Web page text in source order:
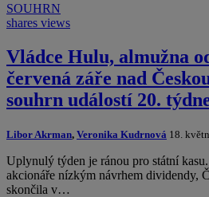
SOUHRN
shares views
Vládce Hulu, almužna
červená záře nad
souhrn událostí 20.
Libor Akrman, Veronika Kudrnová 18.
Uplynulý týden je ránou pro státní
akcionáře nízkým návrhem dividendy,
skončila v…